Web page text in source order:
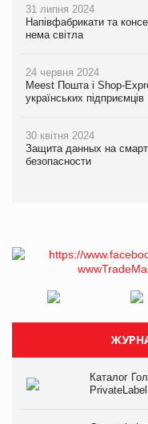
31 липня 2024
Напівфабрикати та
нема світла
24 червня 2024
Meest Пошта і Shop-
українських підприємців
30 квітня 2024
Защита данных на
безопасности
Каталог